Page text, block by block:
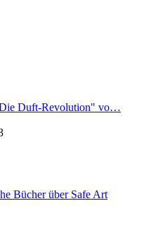
Duft-Revolution" vo…
Bücher über Safe Art